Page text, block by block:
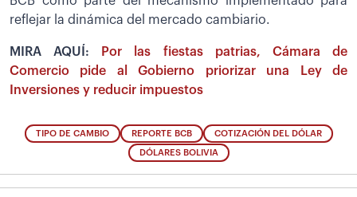
reflejar la dinámica del mercado cambiario.
MIRA AQUÍ:
Por las fiestas patrias, Cámara de
Comercio pide al Gobierno priorizar una Ley de
Inversiones y reducir impuestos
TIPO DE CAMBIO REPORTE BCB COTIZACIÓN DEL DÓLAR
DÓLARES BOLIVIA